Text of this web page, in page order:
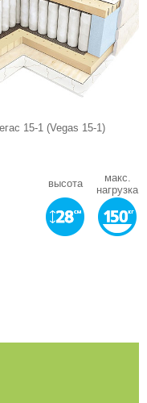
15-1 (Vegas 15-1)
высота
макс.
нагрузка